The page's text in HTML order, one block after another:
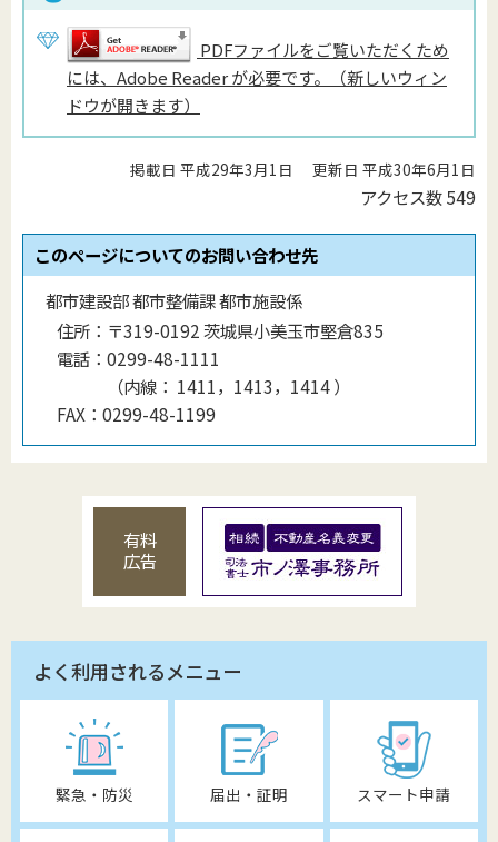
PDFファイルをご覧いただくため
には、Adobe Reader が必要です。（新しいウィン
ドウが開きます）
掲載日 平成29年3月1日 更新日 平成30年6月1日
アクセス数549
このページについてのお問い合わせ先
都市建設部 都市整備課 都市施設係
住所： 〒319-0192 茨城県小美玉市堅倉835
電話： 0299-48-1111
（内線 ： 1411，1413，1414）
FAX： 0299-48-1199
有料
広告
よく利用されるメニュー
緊急・防災 届出・証明 スマート申請